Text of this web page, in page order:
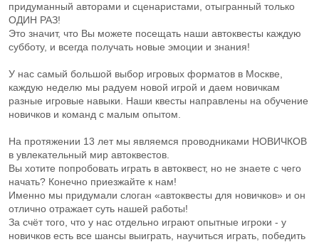
придуманный авторами и сценаристами, отыгранный только
ОДИН РАЗ!
Это значит, что Вы можете посещать наши автоквесты каждую
субботу, и всегда получать новые эмоции и знания!
У нас самый большой выбор игровых форматов в Москве,
каждую неделю мы радуем новой игрой и даем новичкам
разные игровые навыки. Наши квесты направлены на обучение
новичков и команд с малым опытом.
На протяжении 13 лет мы являемся проводниками НОВИЧКОВ
в увлекательный мир автоквестов.
Вы хотите попробовать играть в автоквест, но не знаете с чего
начать? Конечно приезжайте к нам!
Именно мы придумали слоган «автоквесты для новичков» и он
отлично отражает суть нашей работы!
За счёт того, что у нас отдельно играют опытные игроки - у
новичков есть все шансы выиграть, научиться играть, победить